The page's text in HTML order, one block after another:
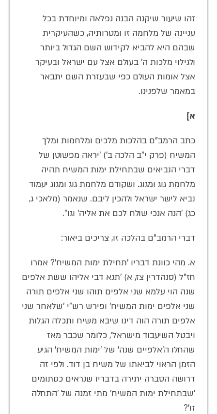
זהו שיעור שיקנה הבנה נפלאה ומיוחדת בכל
עניינה של מלחמה זו ומטרותיה, כשהעיקרית
שבהם היא להביא לקידוש השם הגדול ביותר
ולגילוי מלכות ה' בעולם אצל עם ישראל ובעיקר
אצל אומות העולם כפי שבעזרת השם יתבאר
במאמר שלפנינו.
א]
כתב הרמב"ם בהלכות מלכים ומלחמות ומלך
המשיח (פרק י"ב הלכה ב') 'יראה מפשוטן של
דברי הנביאים שבתחילת ימות המשיח תהיה
מלחמת גוג ומגוג. ושקודם מלחמת גוג ומגוג יעמוד
נביא לישר ישראל ולהכין ליבם. שנאמר (מלאכי ג,
כג) 'הנה אנכי שולח לכם את אליה' וגו".
דברי הרמב"ם בהלכה זו, צריכים ביאור:
א. מהי כוונת דבריו 'תחילת ימות המשיח'? אמרו
חז"ל (סנהדרין צז, א) 'תנא דבי אליהו ששת אלפים
שנה הוי עלמא שני אלפים תוהו שני אלפים תורה
שני אלפים ימות המשיח' ופירש רש"י 'שלאחר שני
אלפים תורה הוה דינו שיבא משיח ותכלה הגלות
ויבטל השיעבוד מישראל', כלומר שכבר מאז
שהחלו ה'אלפיים שנה' של 'ימות המשיח' הגיע
הזמן הראוי לביאתו של משיח בן דוד. ולפי זה
דרושה הסברה יתירה בדבריו שנראים כסתומים
'שבתחילת ימות המשיח' מתי זמנה של 'התחלה
זו'?